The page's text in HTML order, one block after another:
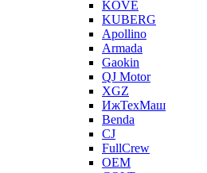
KOVE
KUBERG
Apollino
Armada
Gaokin
QJ Motor
XGZ
ИжТехМаш
Benda
CJ
FullCrew
OEM